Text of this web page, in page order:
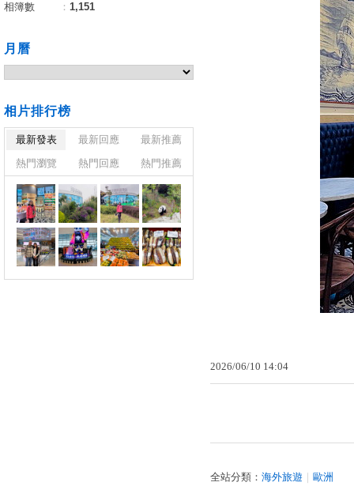
2026/06/10 14:04
全站分類： 海外旅遊 歐洲
相簿數
： 1,151
月曆
相片排行榜
最新發表 最新回應
最新推薦
熱門瀏覽
熱門回應 熱門推薦